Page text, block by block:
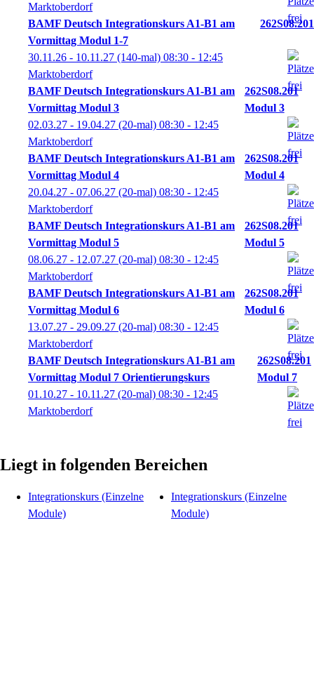
Marktoberdorf
BAMF Deutsch Integrationskurs A1-B1 am
Vormittag Modul 1-7
262S08.201
30.11.26 - 10.11.27 (140-mal) 08:30 - 12:45
Marktoberdorf
BAMF Deutsch Integrationskurs A1-B1 am
Vormittag Modul 3
262S08.201
Modul 3
02.03.27 - 19.04.27 (20-mal) 08:30 - 12:45
Marktoberdorf
BAMF Deutsch Integrationskurs A1-B1 am
Vormittag Modul 4
262S08.201
Modul 4
20.04.27 - 07.06.27 (20-mal) 08:30 - 12:45
Marktoberdorf
BAMF Deutsch Integrationskurs A1-B1 am
Vormittag Modul 5
262S08.201
Modul 5
08.06.27 - 12.07.27 (20-mal) 08:30 - 12:45
Marktoberdorf
BAMF Deutsch Integrationskurs A1-B1 am
Vormittag Modul 6
262S08.201
Modul 6
13.07.27 - 29.09.27 (20-mal) 08:30 - 12:45
Marktoberdorf
BAMF Deutsch Integrationskurs A1-B1 am
Vormittag Modul 7 Orientierungskurs
262S08.201
Modul 7
01.10.27 - 10.11.27 (20-mal) 08:30 - 12:45
Marktoberdorf
Liegt in folgenden Bereichen
Integrationskurs (Einzelne
Module)
Integrationskurs (Einzelne
Module)